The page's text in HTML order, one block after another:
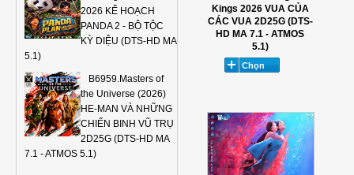
2026 KẾ HOẠCH
PANDA 2 - BỘ TỘC
KỲ DIỆU (DTS-HD MA
5.1)
B6959.Masters of
the Universe (2026)
HE-MAN VÀ NHỮNG
CHIẾN BINH VŨ TRỤ
2D25G (DTS-HD MA
7.1 - ATMOS 5.1)
Kings 2026 VUA CỦA
CÁC VUA 2D25G (DTS-
HD MA 7.1 - ATMOS
5.1)